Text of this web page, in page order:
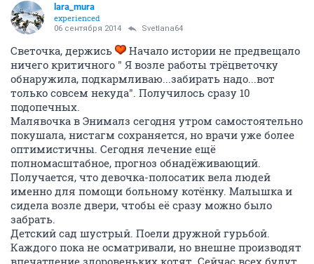
lara_mura
experienced
06 сентября 2014 Svetlana64
Светочка, держись
Начало истории не предвещало
ничего критичного " Я возле работы трёцветочку
обнаружила, подкармливаю...забирать надо...вот
только совсем некуда". Получилось сразу 10
подопечных.
Малявочка в Энималз сегодня утром самостоятельно
покушала, нистагм сохраняется, но врачи уже более
оптимистичны. Сегодня лечение ещё
полномасштабное, прогноз обнадёживающий.
Получается, что девочка-полосатик вела людей
именно для помощи больному котёнку. Малышка и
сидела возле двери, чтобы её сразу можно было
забрать.
Детский сад шустрый. Поели дружной гурьбой.
Каждого пока не осматривали, но внешне производят
впечатление здоровеньких котят. Сейчас всех будут